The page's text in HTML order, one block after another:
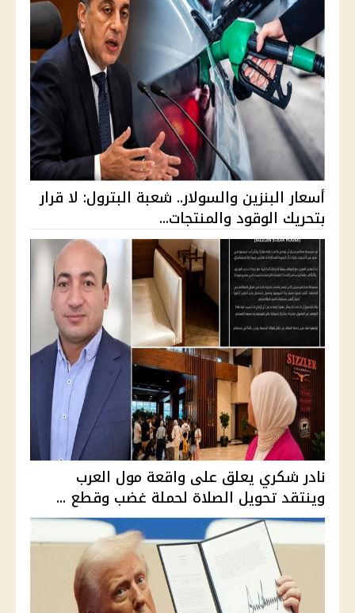
أسعار البنزين والسولار.. شعبة البترول: لا قرار
بتحريك الوقود والمنتجات...
نادر شكري يعلق على واقعة مول العرب
وينتقد تحويل الصلاة لحملة غضب وقطع ...